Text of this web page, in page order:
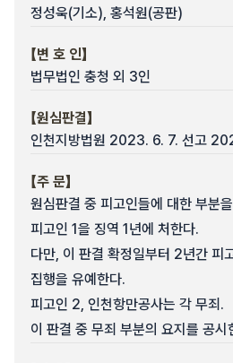
정성욱(기소), 홍석원(공판)
【변 호 인】
법무법인 충청 외 3인
【원심판결】
인천지방법원 2023. 6. 7. 선고
【주 문】
원심판결 중 피고인들에 대한 부분
피고인 1을 징역 1년에 처한다.
다만, 이 판결 확정일부터 2년간 피
집행을 유예한다.
피고인 2, 인천항만공사는 각 무죄.
이 판결 중 무죄 부분의 요지를 공시